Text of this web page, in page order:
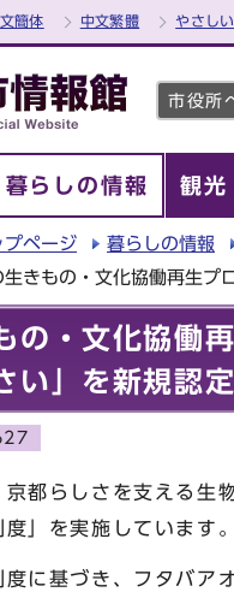
簡体 中文繁體 やさし
市役所
暮らしの情報 観光
プページ 暮らしの情報
生きもの・文化協働再生プ
の・文化協働
い」を新規認定
京都らしさを支える生
」を実施しています。
度に基づき、フタバア